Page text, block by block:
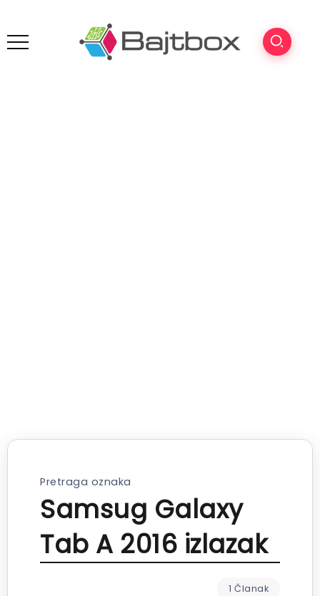
Pretraga oznaka
Samsug Galaxy
Tab A 2016 izlazak
1 Članak